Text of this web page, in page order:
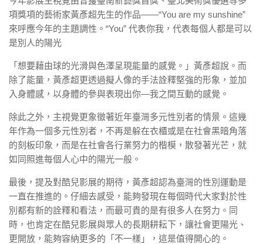
項獎項的藝術家黃彥超先生的作品——“You are my sunshine”
來呼應今年的主題調性。“You” 代表你我，代表每個人都是可以
是別人的陽光
「想要藉由球的光滑與色澤呈現能量的感覺。」黃彥超說。而
除了能量，黃彥超更透過擬人像的手法詮釋堅強的形象，並加
入身體感，以身體的參與表現出你—我之間互動的感覺。
除此之外，主視覺更象徵著近年臺灣多元性別者的情景。這幾
年作為一個多元性別者，不再是躲在衣櫃或是在社會黑暗角落
的刻板印象，而是在社會各行業努力的楷模，散發著光芒，就
如同照進每個人心中的陽光一般。
最後，提及對酷兒影展的期待，黃彥超認為臺灣的性別運動是
一直在推進的。仔細去感受，能夠發現在每個時代大家對於性
別都有新的詮釋和看法，而最可貴的是有很多人在努力。同
時，也肯定在酷兒影展與眾人的長期耕耘下，讓社會更陽光、
更開放，能夠容納更多的「不一樣」，這是值得開心的。